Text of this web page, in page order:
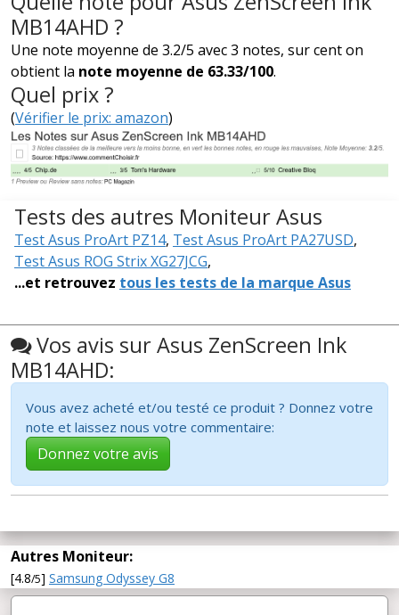
MB14AHD ?
Une note moyenne de 3.2/5 avec 3 notes, sur cent on
obtient la note moyenne de 63.33/100.
Quel prix ?
(Vérifier le prix: amazon)
Tests des autres Moniteur Asus
Test Asus ProArt PZ14, Test Asus ProArt PA27USD,
Test Asus ROG Strix XG27JCG,
...et retrouvez tous les tests de la marque Asus
Vos avis sur Asus ZenScreen Ink
MB14AHD:
Vous avez acheté et/ou testé ce produit ? Donnez votre
note et laissez nous votre commentaire:
Donnez votre avis
Autres Moniteur:
[4.8/5] Samsung Odyssey G8